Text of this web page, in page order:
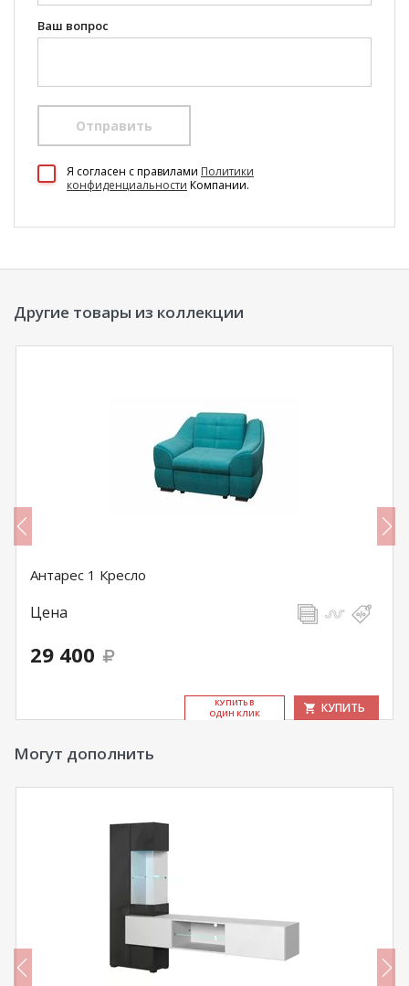
Ваш вопрос
Отправить
Я согласен c правилами Политики
конфиденциальности Компании.
Другие товары из коллекции
Антарес 1 Кресло
Цена
29 400
КУ­ПИТЬ В
ОДИН КЛИК
КУПИТЬ
Могут дополнить